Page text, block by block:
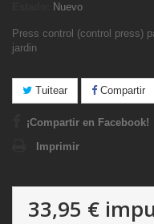
Nuevo
Press control (control press)
jardin
Tuitear Compartir
¡Compartir en Facebook!
Imprimir
33,95 €